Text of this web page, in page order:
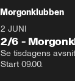
fungerar inför och
bästa hockeyliga
Morgonklubben
2 JUNI
2/6 -
Se tisdagens